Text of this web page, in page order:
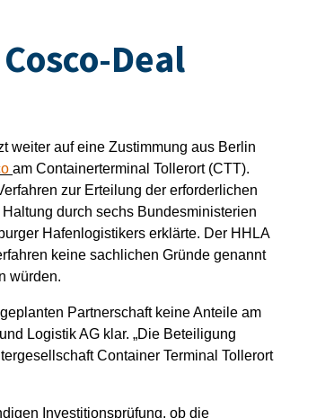
Deal
weiter auf eine Zustimmung aus Berlin
am Containerterminal Tollerort (CTT).
zur Erteilung der erforderlichen
durch sechs Bundesministerien
Hafenlogistikers erklärte. Der HHLA
keine sachlichen Gründe genannt
würden.
Partnerschaft keine Anteile am
Logistik AG klar. „Die Beteiligung
Container Terminal Tollerort
Investitionsprüfung, ob die